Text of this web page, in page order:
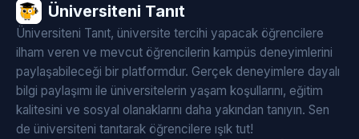
Üniversiteni Tanıt
Üniversiteni Tanıt, üniversite tercihi yapacak öğrencilere
ilham veren ve mevcut öğrencilerin kampüs deneyimlerini
paylaşabileceği bir platformdur. Gerçek deneyimlere dayalı
bilgi paylaşımı ile üniversitelerin yaşam koşullarını, eğitim
kalitesini ve sosyal olanaklarını daha yakından tanıyın. Sen
de üniversiteni tanıtarak öğrencilere ışık tut!